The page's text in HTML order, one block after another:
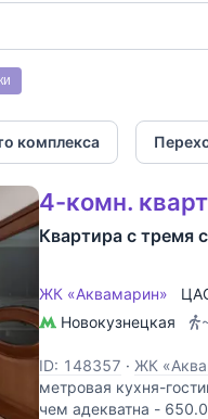
комплекса
4-комн.
Квартира с тремя
ЖК «Аквамарин»
Новокузнецкая
ID: 148357 · ЖК
метровая кухня-
чем адекватна -